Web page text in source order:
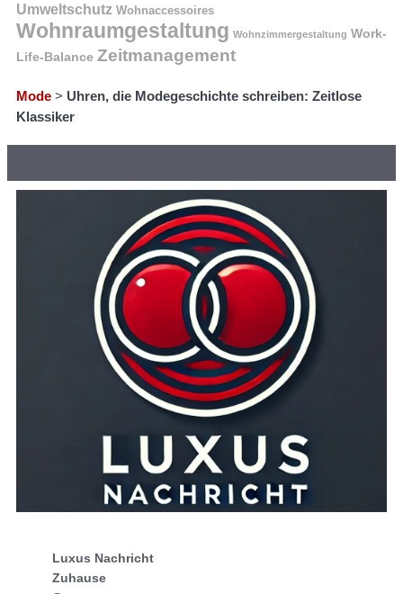
Umweltschutz Wohnaccessoires
Wohnraumgestaltung Wohnzimmergestaltung Work-
Life-Balance Zeitmanagement
Mode > Uhren, die Modegeschichte schreiben: Zeitlose
Klassiker
Luxus Nachricht
Zuhause